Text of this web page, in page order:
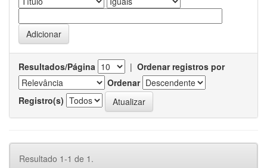
Resultados/Página | Ordenar registros por
Ordenar
Registro(s)
Resultado 1-1 de 1.